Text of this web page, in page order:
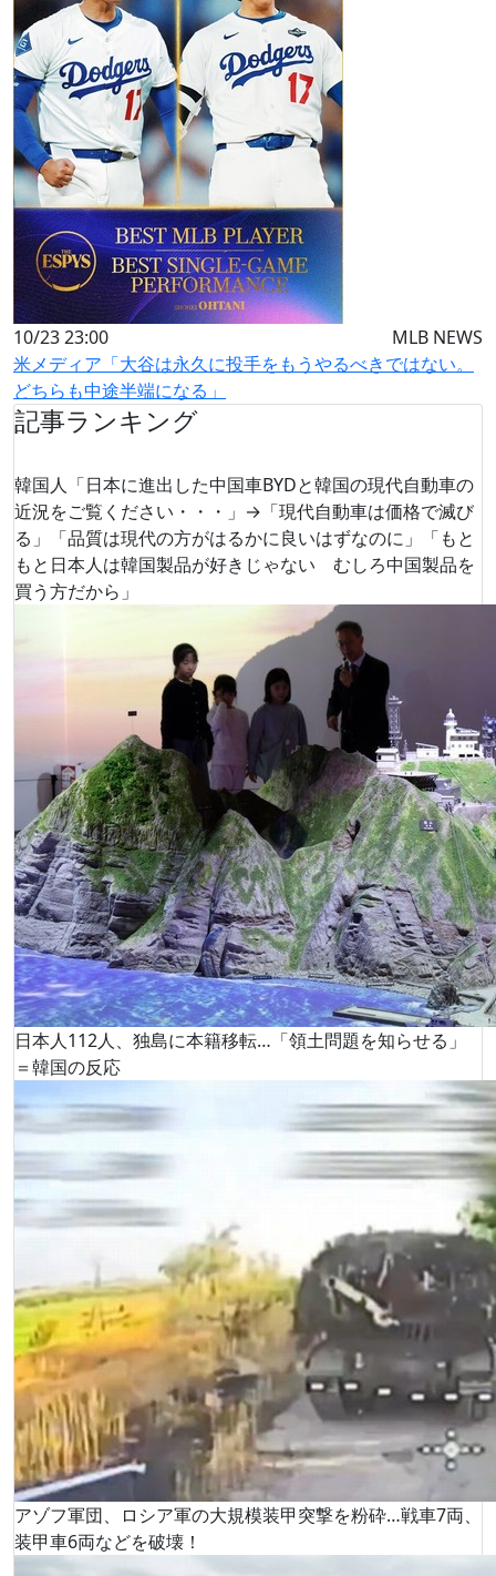
10/23 23:00
MLB NEWS
米メディア「大谷は永久に投手をもうやるべきではない。
どちらも中途半端になる」
記事ランキング
韓国人「日本に進出した中国車BYDと韓国の現代自動車の
近況をご覧ください・・・」→「現代自動車は価格で滅び
る」「品質は現代の方がはるかに良いはずなのに」「もと
もと日本人は韓国製品が好きじゃない むしろ中国製品を
買う方だから」
日本人112人、独島に本籍移転…「領土問題を知らせる」
＝韓国の反応
アゾフ軍団、ロシア軍の大規模装甲突撃を粉砕…戦車7両、
装甲車6両などを破壊！